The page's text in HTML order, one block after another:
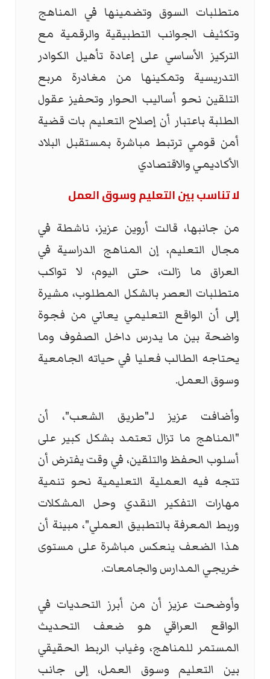
متطلبات السوق وتضمينها في المناهج
وتكثيف الجوانب التطبيقية والرقمية مع
التركيز الأساسي على إعادة تأهيل الكوادر
التدريسية وتمكينها من مغادرة مربع
التلقين نحو أساليب الحوار وتحفيز عقول
الطلبة باعتبار أن إصلاح التعليم بات قضية
أمن قومي ترتبط مباشرة بمستقبل البلاد
الأكاديمي والاقتصادي
لا تناسب بين التعليم وسوق العمل
من جانبها، قالت أروين عزيز، ناشطة في
مجال التعليم، إن المناهج الدراسية في
العراق ما زالت، حتى اليوم، لا تواكب
متطلبات العصر بالشكل المطلوب، مشيرة
إلى أن الواقع التعليمي يعاني من فجوة
واضحة بين ما يدرس داخل الصفوف وما
يحتاجه الطالب فعليا في حياته الجامعية
وسوق العمل.
وأضافت عزيز لـ"طريق الشعب"، أن
"المناهج ما تزال تعتمد بشكل كبير على
أسلوب الحفظ والتلقين، في وقت يفترض أن
تتجه فيه العملية التعليمية نحو تنمية
مهارات التفكير النقدي وحل المشكلات
وربط المعرفة بالتطبيق العملي"، مبينة أن
هذا الضعف ينعكس مباشرة على مستوى
خريجي المدارس والجامعات.
وأوضحت عزيز أن من أبرز التحديات في
الواقع العراقي هو ضعف التحديث
المستمر للمناهج، وغياب الربط الحقيقي
بين التعليم وسوق العمل، إلى جانب